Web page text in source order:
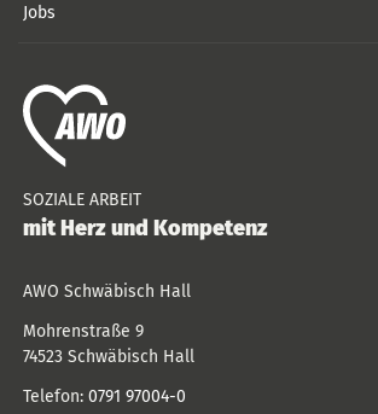
Jobs
SOZIALE ARBEIT
mit Herz und Kompetenz
AWO Schwäbisch Hall
Mohrenstraße 9
74523 Schwäbisch Hall
Telefon: 0791 97004-0